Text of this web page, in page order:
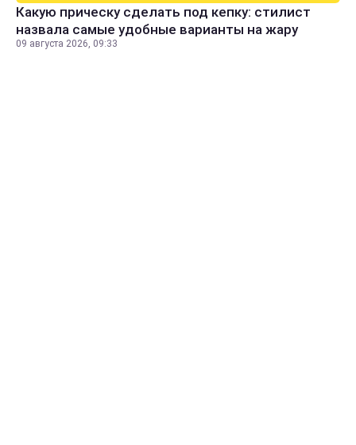
Какую прическу сделать под кепку: стилист
назвала самые удобные варианты на жару
09 августа 2026, 09:33